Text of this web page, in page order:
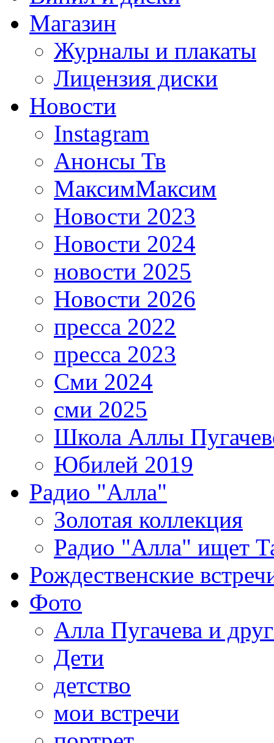
Магазин
Журналы и плакаты
Лицензия диски
Новости
Instagram
Анонсы Тв
МаксимМаксим
Новости 2023
Новости 2024
новости 2025
Новости 2026
пресса 2022
пресса 2023
Сми 2024
сми 2025
Школа Аллы
Юбилей 2019
Радио "Алла"
Золотая коллекция
Радио "Алла" ищет
Рождественские
Фото
Алла Пугачева и
Дети
детство
мои встречи